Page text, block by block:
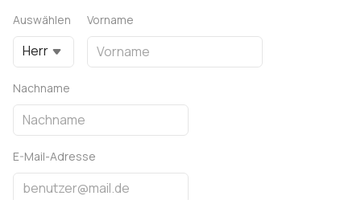
Auswählen
Herr
Vorname
Nachname
E-Mail-Adresse